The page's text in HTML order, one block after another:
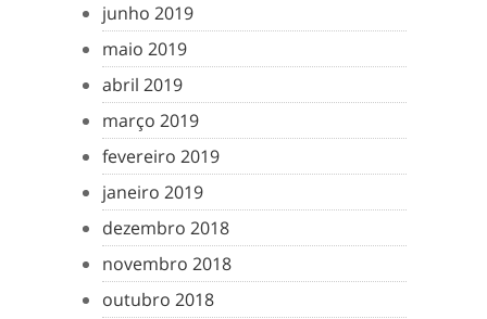
junho 2019
maio 2019
abril 2019
março 2019
fevereiro 2019
janeiro 2019
dezembro 2018
novembro 2018
outubro 2018